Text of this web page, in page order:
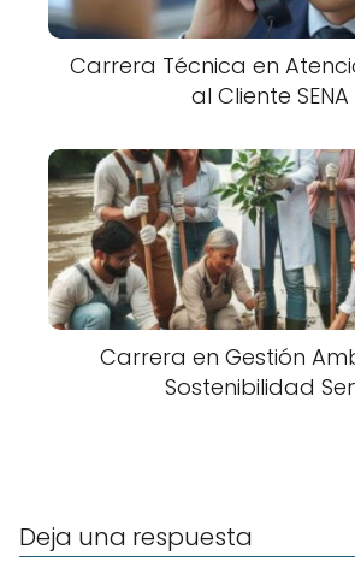
Carrera Técnica en
al Cliente SENA
Carrera en Gestión
Sostenibilidad
Deja una respuesta